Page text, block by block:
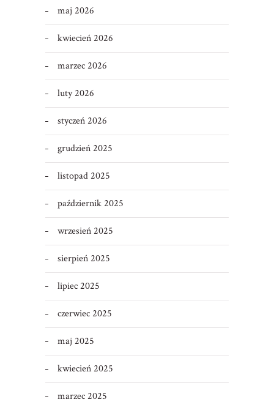
maj 2026
kwiecień 2026
marzec 2026
luty 2026
styczeń 2026
grudzień 2025
listopad 2025
październik 2025
wrzesień 2025
sierpień 2025
lipiec 2025
czerwiec 2025
maj 2025
kwiecień 2025
marzec 2025